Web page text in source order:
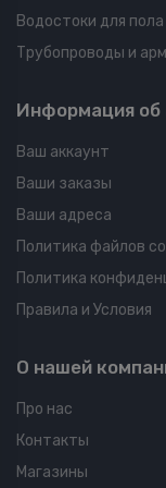
Водостоки для
Трубопроводы и
Информация об
Ваш аккаунт
Ваши заказы
Ваши адреса
Политика файлов
Политика
Правила и Условия
О нашей
Про нас
Контакты
Магазины